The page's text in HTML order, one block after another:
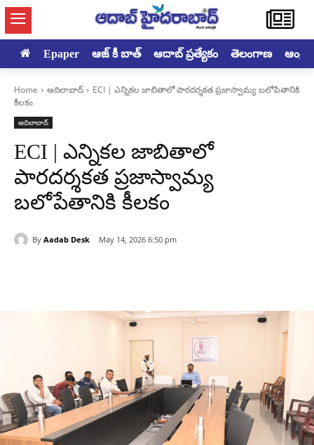
Epaper ఆజ్ కీ బాత్ ఆదాబ్ ప్రత్యేకం తెలంగాణ
Home ఆదిలాబాద్
ECI | ఎన్నికల జాబితాలో పారదర్శకత ప్రజాస్వామ్య బలోపేతానికి
కీలకం
ఆదిలాబాద్
ECI | ఎన్నికల జాబితాలో
పారదర్శకత ప్రజాస్వామ్య
బలోపేతానికి కీలకం
By Aadab Desk May 14, 2026 6:50 pm